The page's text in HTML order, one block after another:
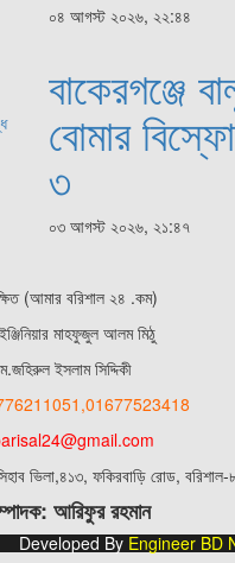
০৪ আগস্ট ২০২৬, ২২:৪৪
বাকেরগঞ্জে
বোমার
৩
০৩ আগস্ট ২০২৬, ২১:৪৭
(আমার বরিশাল ২৪ .কম)
মাহফুজুল আলম মিঠু
ইসলাম সিদ্দিকী
ভিলা,৪১৩, ফকিরবাড়ি রোড,
আরিফুর রহমান
Developed By Engineer BD